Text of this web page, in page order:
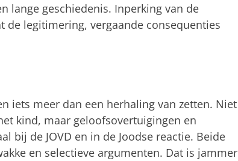
lange geschiedenis. Inperking van de
de legitimering, vergaande consequenties
iets meer dan een herhaling van zetten. Niet
kind, maar geloofsovertuigingen en
bij de JOVD en in de Joodse reactie. Beide
en selectieve argumenten. Dat is jammer